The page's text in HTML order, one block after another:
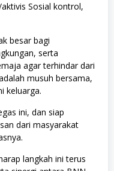
Sosial kontrol,
besar bagi
serta
agar terhindar dari
musuh bersama,
keluarga.
ini, dan siap
dari masyarakat
langkah ini terus